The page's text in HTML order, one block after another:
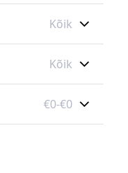
Kõik
Kõik
€0-€0